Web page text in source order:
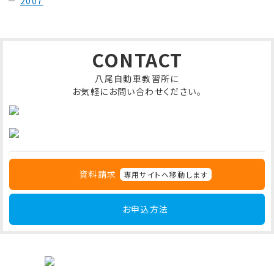
CONTACT
八尾自動車教習所に
お気軽にお問い合わせください。
資料請求 専用サイトへ移動します
お申込方法